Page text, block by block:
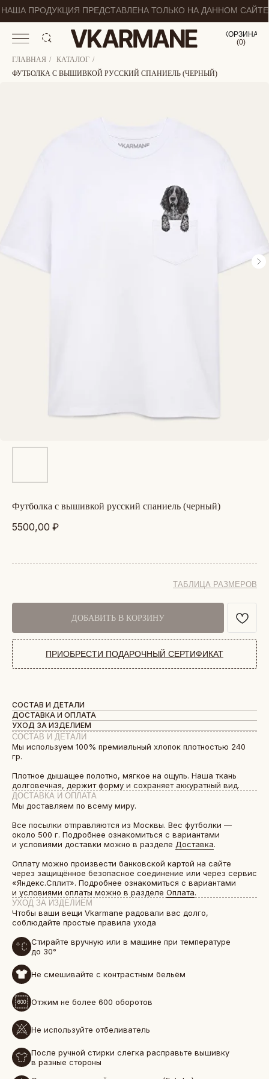
НАША ПРОДУКЦИЯ ПРЕДСТАВЛЕНА ТОЛЬКО НА ДАННОМ САЙТЕ
(0)
0
ГЛАВНАЯ / КАТАЛОГ /
ФУТБОЛКА С ВЫШИВКОЙ РУССКИЙ СПАНИЕЛЬ (ЧЕРНЫЙ)
футболка с вышивкой русский спаниель (черный)
5500,00 ₽
ТАБЛИЦА РАЗМЕРОВ
ДОБАВИТЬ В КОРЗИНУ
ПРИОБРЕСТИ ПОДАРОЧНЫЙ СЕРТИФИКАТ
СОСТАВ И ДЕТАЛИ
ДОСТАВКА И ОПЛАТА
УХОД ЗА ИЗДЕЛИЕМ
СОСТАВ И ДЕТАЛИ
Мы используем 100% премиальный хлопок плотностью 240
гр.
Плотное дышащее полотно, мягкое на ощупь. Наша ткань
долговечная, держит форму и сохраняет аккуратный вид.
ДОСТАВКА И ОПЛАТА
Мы доставляем по всему миру.
Все посылки отправляются из Москвы. Вес футболки —
около 500 г. Подробнее ознакомиться с вариантами
и условиями доставки можно в разделе Доставка.
Оплату можно произвести банковской картой на сайте
через защищённое безопасное соединение или через сервис
«Яндекс.Сплит». Подробнее ознакомиться с вариантами
и условиями оплаты можно в разделе Оплата.
УХОД ЗА ИЗДЕЛИЕМ
Чтобы ваши вещи Vkarmane радовали вас долго,
соблюдайте простые правила ухода
Стирайте вручную или в машине при температуре
до 30°
Не смешивайте с контрастным бельём
Отжим не более 600 оборотов
Не используйте отбеливатель
После ручной стирки слегка расправьте вышивку
в разные стороны
БОЛЕЕ 50 000 ДРУЗЕЙ VKARMANE ПО ВСЕЙ СТРАНЕ
Истории, которые мы носим «в кармане»